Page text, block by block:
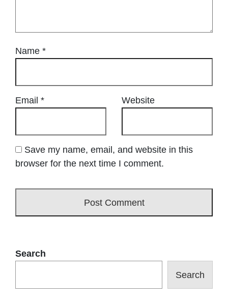
Name *
Email * Website
Save my name, email, and website in this
browser for the next time I comment.
Search
Search